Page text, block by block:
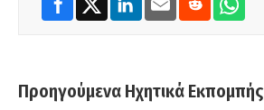
Προηγούμενα Ηχητικά Εκπομπής